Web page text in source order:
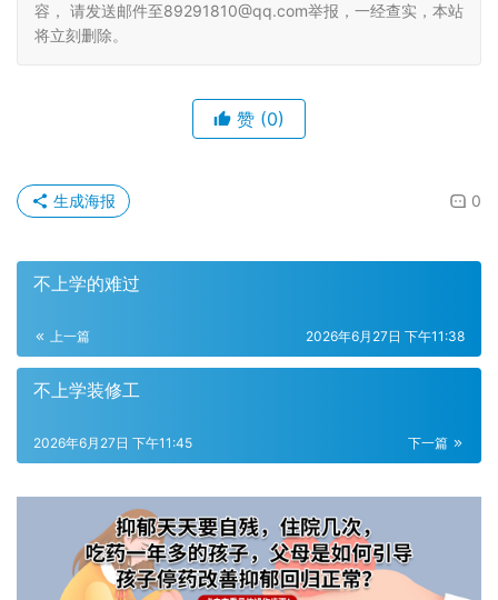
容， 请发送邮件至89291810@qq.com举报，一经查实，本站
将立刻删除。
赞 (0)
0
生成海报
不上学的难过
上一篇 2026年6月27日 下午11:38
不上学装修工
下一篇
2026年6月27日 下午11:45